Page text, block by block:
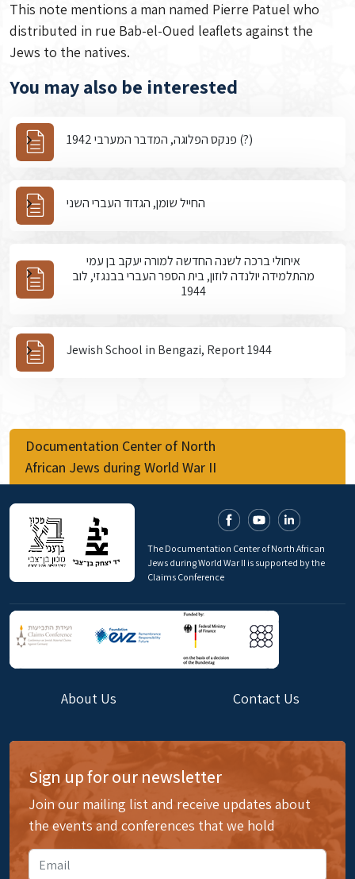
This note mentions a man named Pierre Patuel who
distributed in rue Bab-el-Oued leaflets against the
Jews to the natives.
You may also be interested
פנקס הפלוגה, המדבר המערבי 1942 (?)
החייל שומן, הגדוד העברי השני
איחולי ברכה לשנה החדשה למורה יעקב בן עמי
מהתלמידה יולנדה לוזון, בית הספר העברי בבנגזי, לוב
1944
Jewish School in Bengazi, Report 1944
Documentation Center of North
African Jews during World War II
The Documentation Center of North African
Jews during World War II is supported by the
Claims Conference
About Us Contact Us
Sign up for our newsletter
Join our mailing list and receive updates about
the events and conferences that we hold